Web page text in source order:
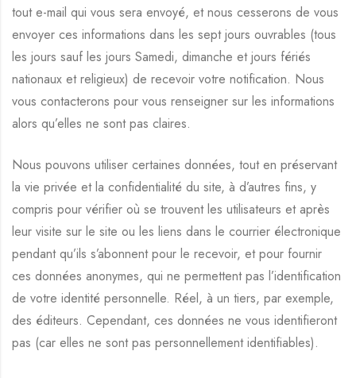
tout e-mail qui vous sera envoyé, et nous cesserons de vous
envoyer ces informations dans les sept jours ouvrables (tous
les jours sauf les jours Samedi, dimanche et jours fériés
nationaux et religieux) de recevoir votre notification. Nous
vous contacterons pour vous renseigner sur les informations
alors qu’elles ne sont pas claires.
Nous pouvons utiliser certaines données, tout en préservant
la vie privée et la confidentialité du site, à d’autres fins, y
compris pour vérifier où se trouvent les utilisateurs et après
leur visite sur le site ou les liens dans le courrier électronique
pendant qu’ils s’abonnent pour le recevoir, et pour fournir
ces données anonymes, qui ne permettent pas l’identification
de votre identité personnelle. Réel, à un tiers, par exemple,
des éditeurs. Cependant, ces données ne vous identifieront
pas (car elles ne sont pas personnellement identifiables).